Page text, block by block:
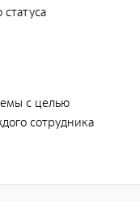
с целью
сотрудника
РАО
на соответствие